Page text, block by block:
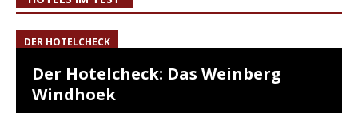
DER HOTELCHECK
Der Hotelcheck: Das Weinberg
Windhoek